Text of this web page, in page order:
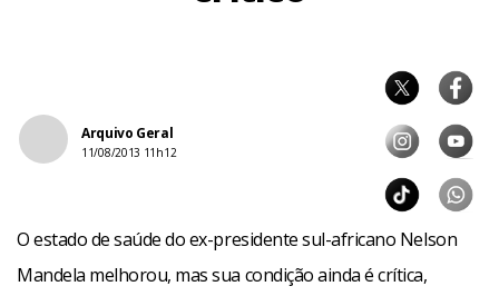
Arquivo Geral
11/08/2013 11h12
O estado de saúde do ex-presidente sul-africano Nelson
Mandela melhorou, mas sua condição ainda é crítica,